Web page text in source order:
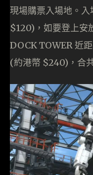
現場購票入場地。
$120)，如要登上安
DOCK TOWER 近
(約港幣 $240)，合